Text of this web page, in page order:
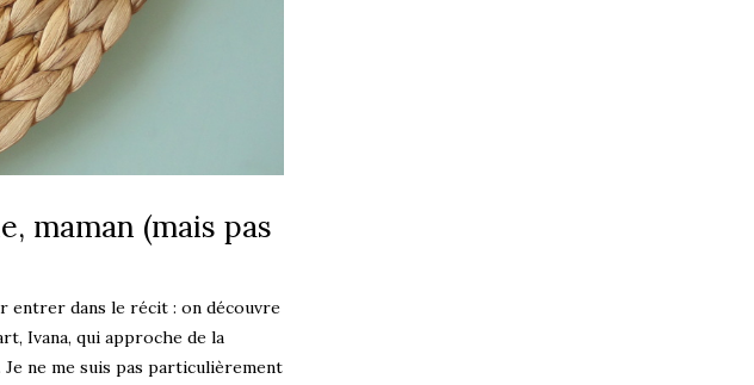
maman (mais pas
entrer dans le récit : on découvre
Ivana, qui approche de la
Je ne me suis pas particulièrement